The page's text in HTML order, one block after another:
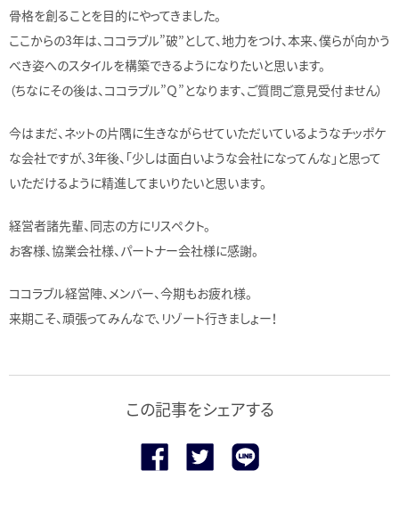
骨格を創ることを目的にやってきました。
ここからの3年は、ココラブル”破”として、地力をつけ、本来、僕らが向かう
べき姿へのスタイルを構築できるようになりたいと思います。
（ちなにその後は、ココラブル”Ｑ”となります、ご質問ご意見受付ません）
今はまだ、ネットの片隅に生きながらせていただいているようなチッポケ
な会社ですが、3年後、「少しは面白いような会社になってんな」と思って
いただけるように精進してまいりたいと思います。
経営者諸先輩、同志の方にリスペクト。
お客様、協業会社様、パートナー会社様に感謝。
ココラブル経営陣、メンバー、今期もお疲れ様。
来期こそ、頑張ってみんなで、リゾート行きましょー！
この記事をシェアする